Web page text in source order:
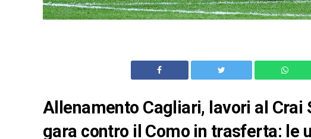
Allenamento Cagliari, lavori al Crai
gara contro il Como in trasferta: le